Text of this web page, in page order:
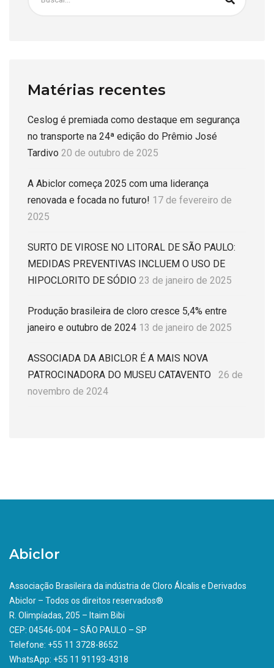
Matérias recentes
Ceslog é premiada como destaque em segurança
no transporte na 24ª edição do Prêmio José
Tardivo 20 de outubro de 2025
A Abiclor começa 2025 com uma liderança
renovada e focada no futuro! 17 de fevereiro de
2025
SURTO DE VIROSE NO LITORAL DE SÃO PAULO:
MEDIDAS PREVENTIVAS INCLUEM O USO DE
HIPOCLORITO DE SÓDIO 23 de janeiro de 2025
Produção brasileira de cloro cresce 5,4% entre
janeiro e outubro de 2024 13 de janeiro de 2025
ASSOCIADA DA ABICLOR É A MAIS NOVA
PATROCINADORA DO MUSEU CATAVENTO
26 de
novembro de 2024
Abiclor
Associação Brasileira da indústria de Cloro Álcalis e Derivados
Abiclor – Todos os direitos reservados®
R. Olimpíadas, 205 – Itaim Bibi
CEP: 04546-004 – SÃO PAULO – SP
Telefone: +55 11 3728-8652
WhatsApp: +55 11 91193-4318